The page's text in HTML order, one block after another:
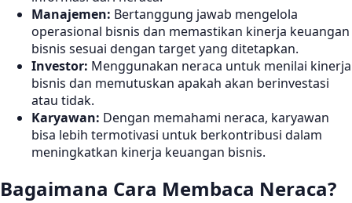
Manajemen: Bertanggung jawab mengelola
operasional bisnis dan memastikan kinerja keuangan
bisnis sesuai dengan target yang ditetapkan.
Investor: Menggunakan neraca untuk menilai kinerja
bisnis dan memutuskan apakah akan berinvestasi
atau tidak.
Karyawan: Dengan memahami neraca, karyawan
bisa lebih termotivasi untuk berkontribusi dalam
meningkatkan kinerja keuangan bisnis.
Bagaimana Cara Membaca Neraca?